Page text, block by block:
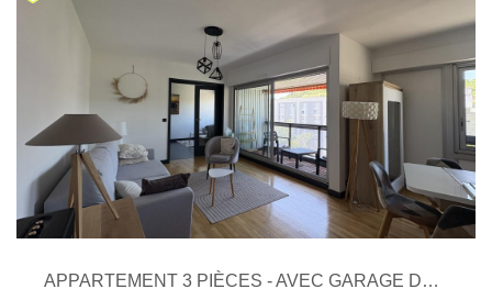
APPARTEMENT 3 PIÈCES - AVEC GARAGE DOUBLE ET CAVE À 10 MIN DU CENTRE-VILLE